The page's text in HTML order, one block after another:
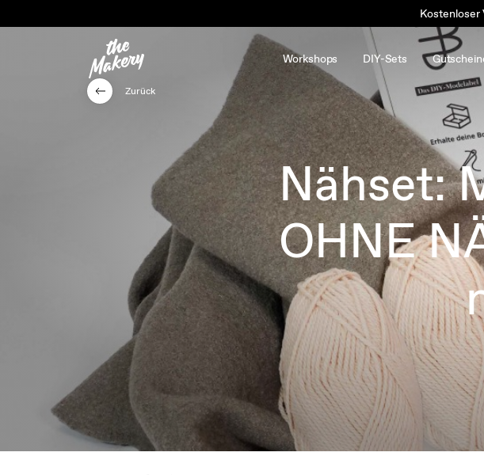
Kostenloser
Workshops DIY-Sets
Nähset:
OHNE
Zurück